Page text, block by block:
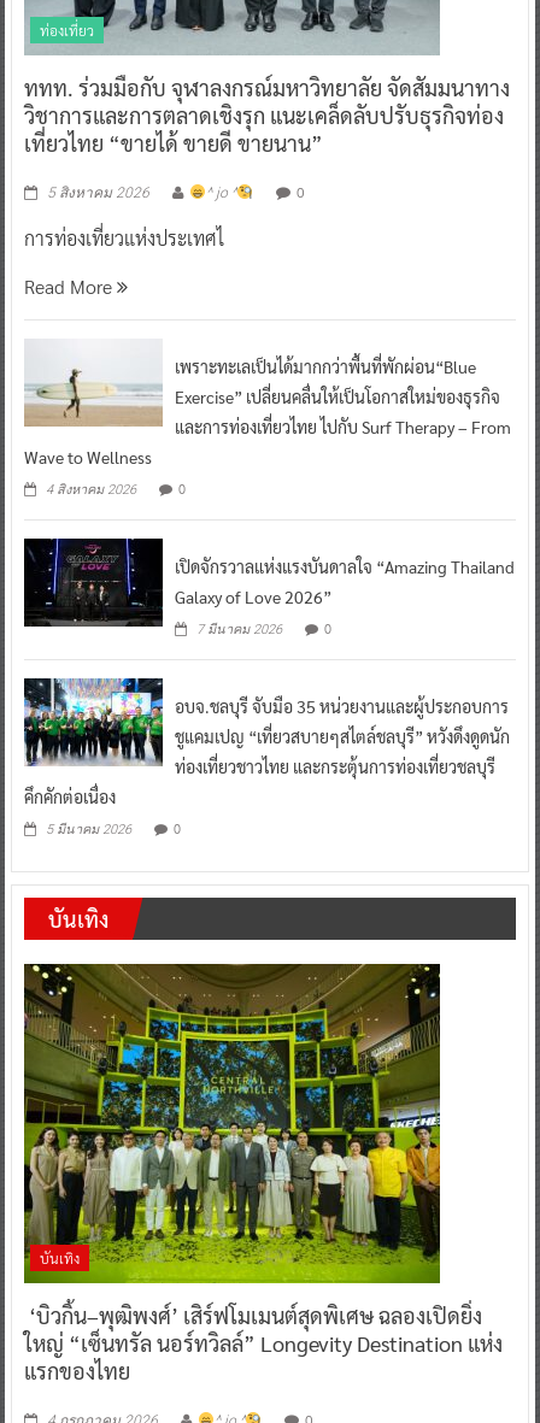
ท่องเที่ยว
ททท. ร่วมมือกับ จุฬาลงกรณ์มหาวิทยาลัย จัดสัมมนาทาง
วิชาการและการตลาดเชิงรุก แนะเคล็ดลับปรับธุรกิจท่อง
เที่ยวไทย “ขายได้ ขายดี ขายนาน”
5 สิงหาคม 2026 ^ jo ^ 0
การท่องเที่ยวแห่งประเทศไ
Read More
เพราะทะเลเป็นได้มากกว่าพื้นที่พักผ่อน“Blue
Exercise” เปลี่ยนคลื่นให้เป็นโอกาสใหม่ของธุรกิจ
และการท่องเที่ยวไทย ไปกับ Surf Therapy – From
Wave to Wellness
4 สิงหาคม 2026 0
เปิดจักรวาลแห่งแรงบันดาลใจ “Amazing Thailand
Galaxy of Love 2026”
7 มีนาคม 2026 0
อบจ.ชลบุรี จับมือ 35 หน่วยงานและผู้ประกอบการ
ชูแคมเปญ “เที่ยวสบายๆสไตล์ชลบุรี” หวังดึงดูดนัก
ท่องเที่ยวชาวไทย และกระตุ้นการท่องเที่ยวชลบุรี
คึกคักต่อเนื่อง
5 มีนาคม 2026 0
บันเทิง
บันเทิง
‘บิวกิ้น–พุฒิพงศ์’ เสิร์ฟโมเมนต์สุดพิเศษ ฉลองเปิดยิ่ง
ใหญ่ “เซ็นทรัล นอร์ทวิลล์” Longevity Destination แห่ง
แรกของไทย